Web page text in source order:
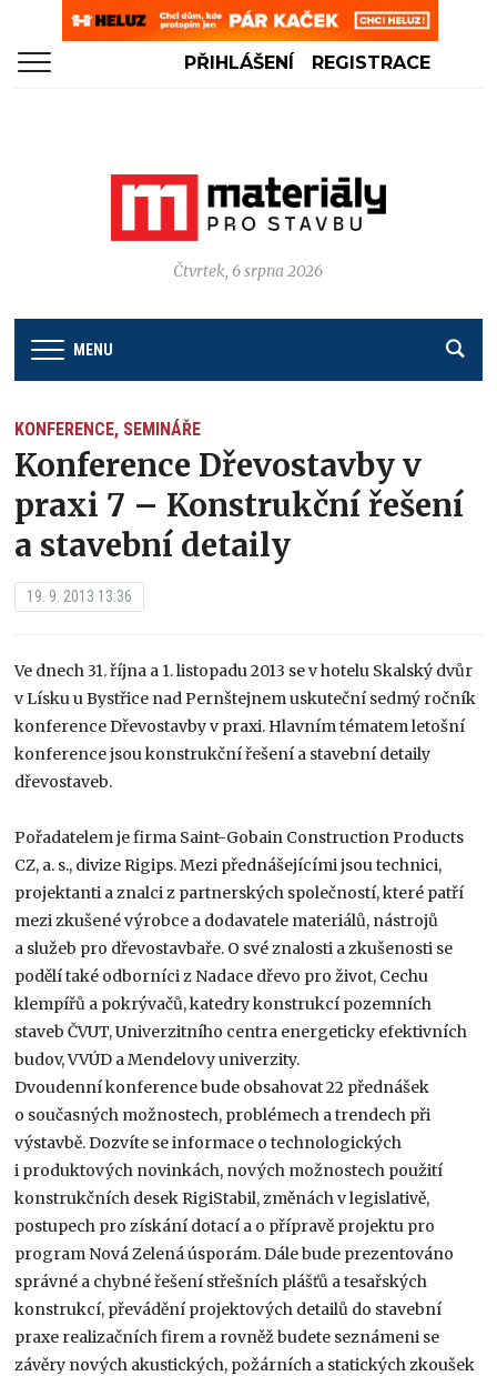
PŘIHLÁŠENÍ REGISTRACE
Čtvrtek, 6 srpna 2026
MENU
KONFERENCE, SEMINÁŘE
Konference Dřevostavby v
praxi 7 – Konstrukční řešení
a stavební detaily
19. 9. 2013 13:36
Ve dnech 31. října a 1. listopadu 2013 se v hotelu Skalský dvůr
v Lísku u Bystřice nad Pernštejnem uskuteční sedmý ročník
konference Dřevostavby v praxi. Hlavním tématem letošní
konference jsou konstrukční řešení a stavební detaily
dřevostaveb.
Pořadatelem je firma Saint-Gobain Construction Products
CZ, a. s., divize Rigips. Mezi přednášejícími jsou technici,
projektanti a znalci z partnerských společností, které patří
mezi zkušené výrobce a dodavatele materiálů, nástrojů
a služeb pro dřevostavbaře. O své znalosti a zkušenosti se
podělí také odborníci z Nadace dřevo pro život, Cechu
klempířů a pokrývačů, katedry konstrukcí pozemních
staveb ČVUT, Univerzitního centra energeticky efektivních
budov, VVÚD a Mendelovy univerzity.
Dvoudenní konference bude obsahovat 22 přednášek
o současných možnostech, problémech a trendech při
výstavbě. Dozvíte se informace o technologických
i produktových novinkách, nových možnostech použití
konstrukčních desek RigiStabil, změnách v legislativě,
postupech pro získání dotací a o přípravě projektu pro
program Nová Zelená úsporám. Dále bude prezentováno
správné a chybné řešení střešních plášťů a tesařských
konstrukcí, převádění projektových detailů do stavební
praxe realizačních firem a rovněž budete seznámeni se
závěry nových akustických, požárních a statických zkoušek